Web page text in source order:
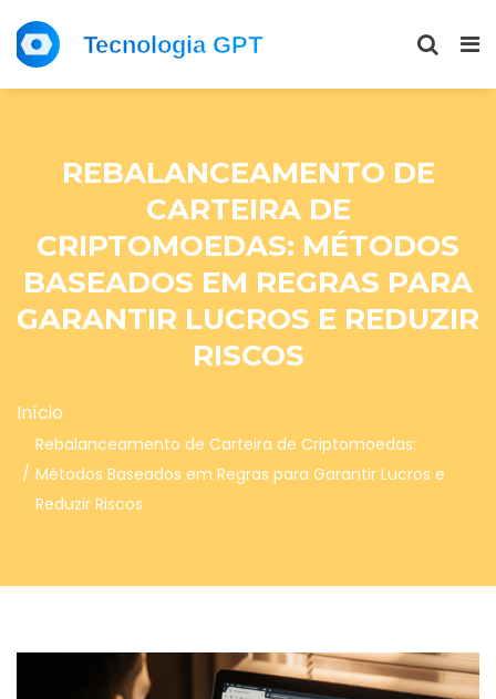
REBALANCEAMENTO DE
CARTEIRA DE
CRIPTOMOEDAS: MÉTODOS
BASEADOS EM REGRAS PARA
GARANTIR LUCROS E REDUZIR
RISCOS
Início
Rebalanceamento de Carteira de Criptomoedas:
Métodos Baseados em Regras para Garantir Lucros e
Reduzir Riscos